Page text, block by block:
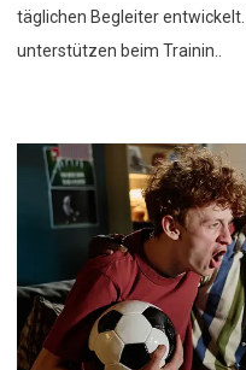
täglichen Begleiter
unterstützen beim Trainin..